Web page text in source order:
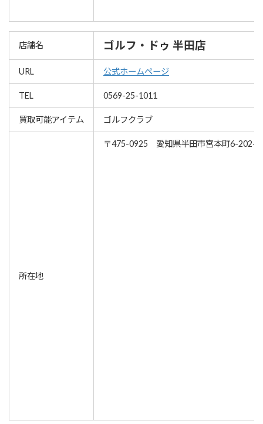
店舗名 ゴルフ・ドゥ 半田店
URL 公式ホームページ
TEL 0569-25-1011
買取可能アイテム ゴルフクラブ
所在地
〒475-0925 愛知県半田市宮本町6-202-7